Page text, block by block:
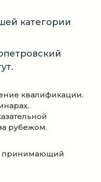
категории
квалификации.
рубежом.
принимающий